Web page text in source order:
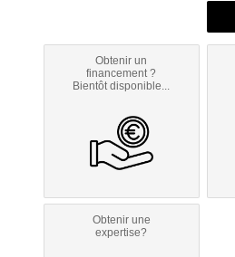
Obtenir un
financement ?
Bientôt disponible...
Obtenir une
expertise?